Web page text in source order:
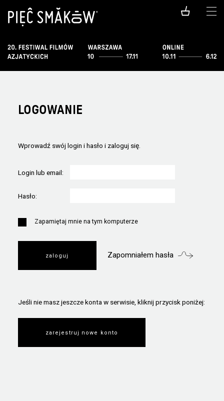
LOGOWANIE
Wprowadź swój login i hasło i zaloguj się.
Login lub email:
Hasło:
Zapamiętaj mnie na tym komputerze
Zapomniałem hasła
Jeśli nie masz jeszcze konta w serwisie, kliknij przycisk poniżej:
zarejestruj nowe konto